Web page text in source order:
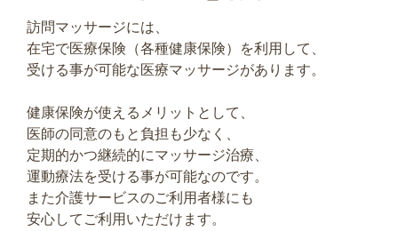
訪問マッサージには、
在宅で医療保険（各種健康保険）を利用して
受ける事が可能な医療マッサージがあります。
健康保険が使えるメリットとして、
医師の同意のもと負担も少なく、
定期的かつ継続的にマッサージ治療、
運動療法を受ける事が可能なのです。
また介護サービスのご利用者様にも
安心してご利用いただけます。